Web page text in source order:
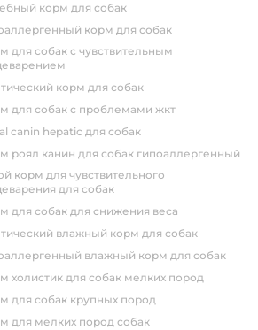
корм для собак
корм для собак
корм для собак
для собак с проблемами жкт
canin hepatic для собак
роял канин для собак гипоаллергенный
для собак
для собак для снижения веса
влажный корм для собак
влажный корм для собак
холистик для собак мелких пород
для собак крупных пород
для мелких пород собак